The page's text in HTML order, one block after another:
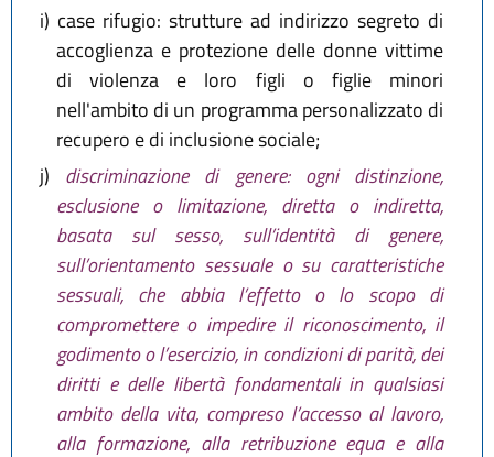
i) case rifugio: strutture ad indirizzo segreto di
accoglienza e protezione delle donne vittime
di violenza e loro figli o figlie minori
nell'ambito di un programma personalizzato di
recupero e di inclusione sociale;
j) discriminazione di genere: ogni distinzione,
esclusione o limitazione, diretta o indiretta,
basata sul sesso, sull’identità di genere,
sull’orientamento sessuale o su caratteristiche
sessuali, che abbia l’effetto o lo scopo di
compromettere o impedire il riconoscimento, il
godimento o l’esercizio, in condizioni di parità, dei
diritti e delle libertà fondamentali in qualsiasi
ambito della vita, compreso l’accesso al lavoro,
alla formazione, alla retribuzione equa e alla